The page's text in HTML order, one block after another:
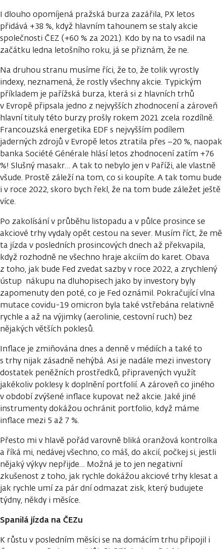
I dlouho opomíjená pražská burza zazářila, PX letos
přidává +38 %, když hlavním tahounem se staly akcie
společnosti ČEZ (+60 % za 2021). Kdo by na to vsadil na
začátku ledna letošního roku, já se přiznám, že ne.
Na druhou stranu musíme říci, že to, že tolik vyrostly
indexy, neznamená, že rostly všechny akcie. Typickým
příkladem je pařížská burza, která si z hlavních trhů
v Evropě připsala jedno z nejvyšších zhodnocení a zároveň
hlavní tituly této burzy prošly rokem 2021 zcela rozdílně.
Francouzská energetika EDF s nejvyšším podílem
jaderných zdrojů v Evropě letos ztratila přes −20 %, naopak
banka Société Générale hlásí letos zhodnocení zatím +76
%! Slušný masakr… A tak to nebylo jen v Paříži, ale vlastně
všude. Prostě záleží na tom, co si koupíte. A tak tomu bude
i v roce 2022, skoro bych řekl, že na tom bude záležet ještě
více.
Po zakolísání v průběhu listopadu a v půlce prosince se
akciové trhy vydaly opět cestou na sever. Musím říct, že mě
ta jízda v posledních prosincových dnech až překvapila,
když rozhodně ne všechno hraje akciím do karet. Obava
z toho, jak bude Fed zvedat sazby v roce 2022, a zrychlený
ústup nákupu na dluhopisech jako by investory byly
zapomenuty den poté, co je Fed oznámil. Pokračující vlna
mutace covidu-19 omicron byla také vstřebána relativně
rychle a až na výjimky (aerolinie, cestovní ruch) bez
nějakých větších poklesů.
Inflace je zmiňována dnes a denně v médiích a také to
s trhy nijak zásadně nehýbá. Asi je nadále mezi investory
dostatek peněžních prostředků, připravených využít
jakékoliv poklesy k doplnění portfolií. A zároveň co jiného
v období zvýšené inflace kupovat než akcie. Jaké jiné
instrumenty dokážou ochránit portfolio, když máme
inflace mezi 5 až 7 %.
Přesto mi v hlavě pořád varovně bliká oranžová kontrolka
a říká mi, nedávej všechno, co máš, do akcií, počkej si, jestli
nějaký výkyv nepřijde… Možná je to jen negativní
zkušenost z toho, jak rychle dokážou akciové trhy klesat a
jak rychle umí za pár dní odmazat zisk, který budujete
týdny, někdy i měsíce.
Spanilá jízda na ČEZu
K růstu v posledním měsíci se na domácím trhu připojil i